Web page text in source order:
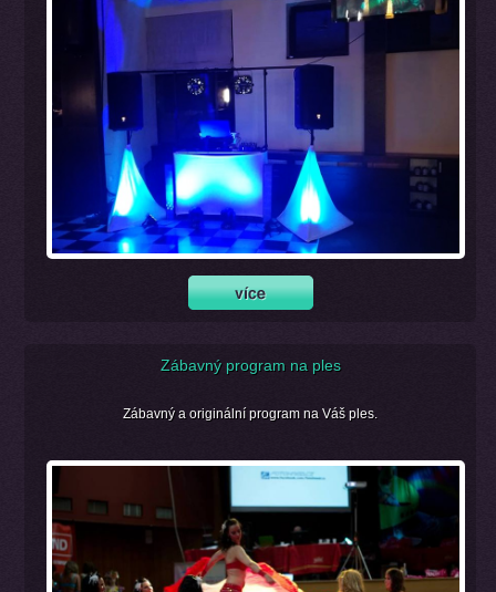
Zábavný program na ples
Zábavný a originální program na Váš ples.